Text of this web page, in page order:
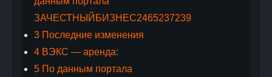
ЗАЧЕСТНЫЙБИЗНЕС2465237239
3Последние изменения
4ВЭКС — аренда:
5По данным портала